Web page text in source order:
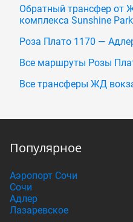
Обратный трансфер от
комплекса Sunshine Park
Роза Плато 1170 —
Все маршруты Розы
Все трансферы ЖД
Популярное
Аэропорт Сочи
Сочи
Адлер
Лазаревское